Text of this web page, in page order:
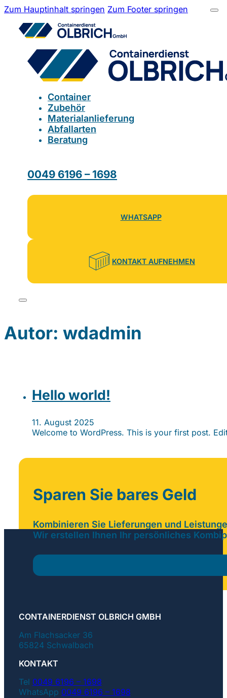
Zum Hauptinhalt springen Zum Footer springen
Container
Zubehör
Materialanlieferung
Abfallarten
Beratung
0049 6196 – 1698
WHATSAPP
KONTAKT AUFNEHMEN
Autor: wdadmin
Hello world!
11. August 2025
Welcome to WordPress. This is your first post.
Sparen Sie bares Geld
Kombinieren Sie Lieferungen und
Wir erstellen Ihnen Ihr persönliches
CONTAINERDIENST OLBRICH GMBH
Am Flachsacker 36
65824 Schwalbach
KONTAKT
Tel 0049 6196 – 1698
WhatsApp 0049 6196 – 1698